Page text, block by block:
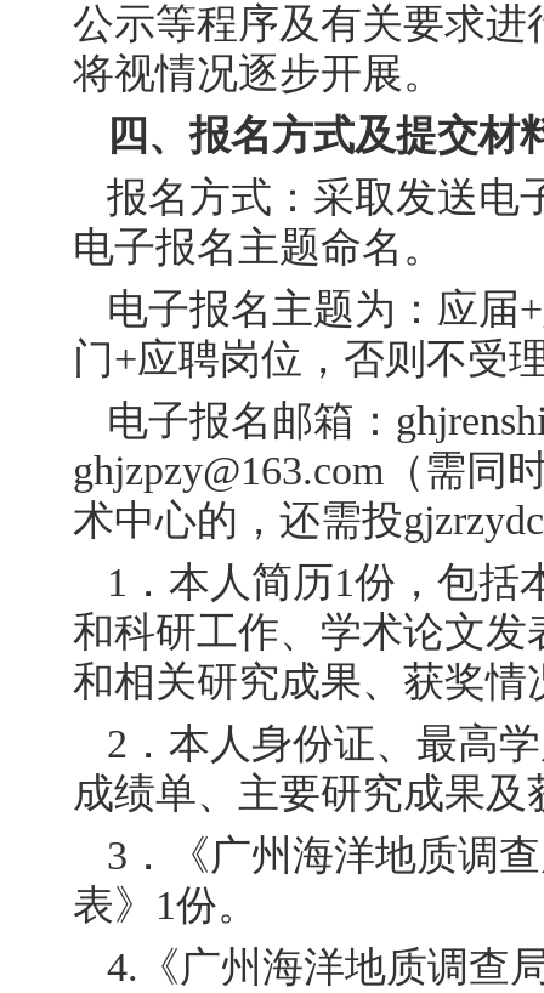
公示等程序及有关要求
将视情况逐步开展。
四、报名方式及提交材
报名方式：采取发送电
电子报名主题命名。
电子报名主题为：应届
门+应聘岗位，否则不受
电子报名邮箱：
ghjzpzy@163.com（需
术中心的，还需投
1．本人简历1份，包括
和科研工作、学术论文
和相关研究成果、获奖情
2．本人身份证、最高
成绩单、主要研究成果
3．《广州海洋地质调
表》1份。
4.《广州海洋地质调查